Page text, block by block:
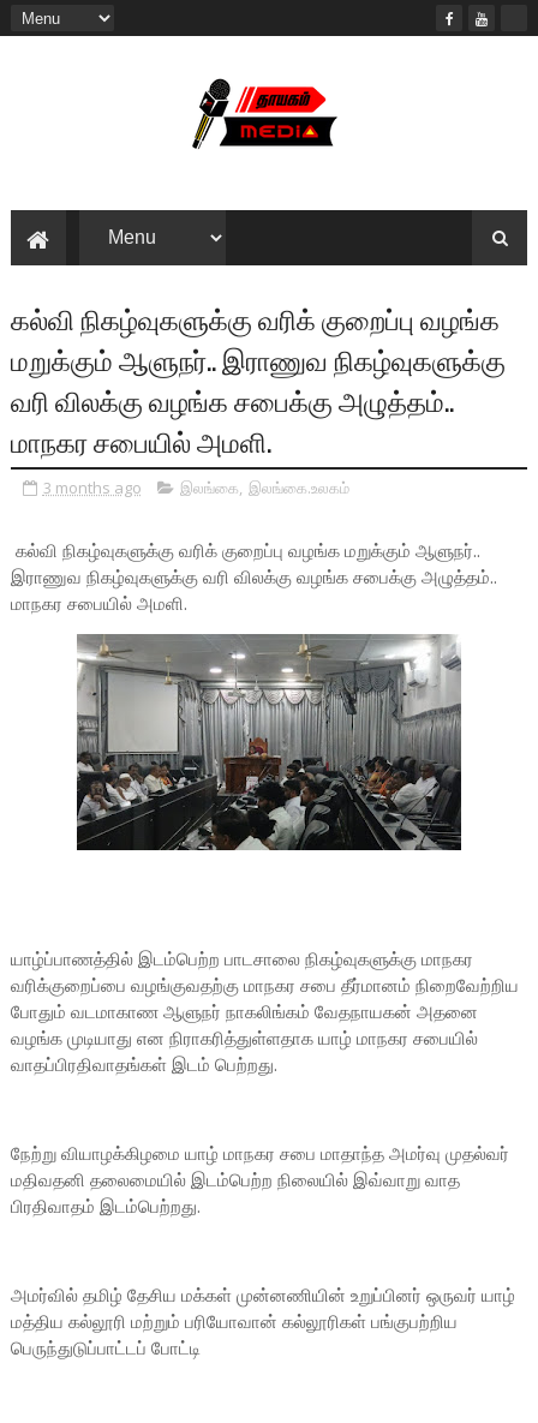
கல்வி நிகழ்வுகளுக்கு வரிக் குறைப்பு வழங்க
மறுக்கும் ஆளுநர்.. இராணுவ நிகழ்வுகளுக்கு
வரி விலக்கு வழங்க சபைக்கு அழுத்தம்..
மாநகர சபையில் அமளி.
3 months ago இலங்கை, இலங்கை.உலகம்
கல்வி நிகழ்வுகளுக்கு வரிக் குறைப்பு வழங்க மறுக்கும் ஆளுநர்..
இராணுவ நிகழ்வுகளுக்கு வரி விலக்கு வழங்க சபைக்கு அழுத்தம்..
மாநகர சபையில் அமளி.
யாழ்ப்பாணத்தில் இடம்பெற்ற பாடசாலை நிகழ்வுகளுக்கு மாநகர
வரிக்குறைப்பை வழங்குவதற்கு மாநகர சபை தீர்மானம் நிறைவேற்றிய
போதும் வடமாகாண ஆளுநர் நாகலிங்கம் வேதநாயகன் அதனை
வழங்க முடியாது என நிராகரித்துள்ளதாக யாழ் மாநகர சபையில்
வாதப்பிரதிவாதங்கள் இடம் பெற்றது.
நேற்று வியாழக்கிழமை யாழ் மாநகர சபை மாதாந்த அமர்வு முதல்வர்
மதிவதனி தலைமையில் இடம்பெற்ற நிலையில் இவ்வாறு வாத
பிரதிவாதம் இடம்பெற்றது.
அமர்வில் தமிழ் தேசிய மக்கள் முன்னணியின் உறுப்பினர் ஒருவர் யாழ்
மத்திய கல்லூரி மற்றும் பரியோவான் கல்லூரிகள் பங்குபற்றிய
பெருந்துடுப்பாட்டப் போட்டி